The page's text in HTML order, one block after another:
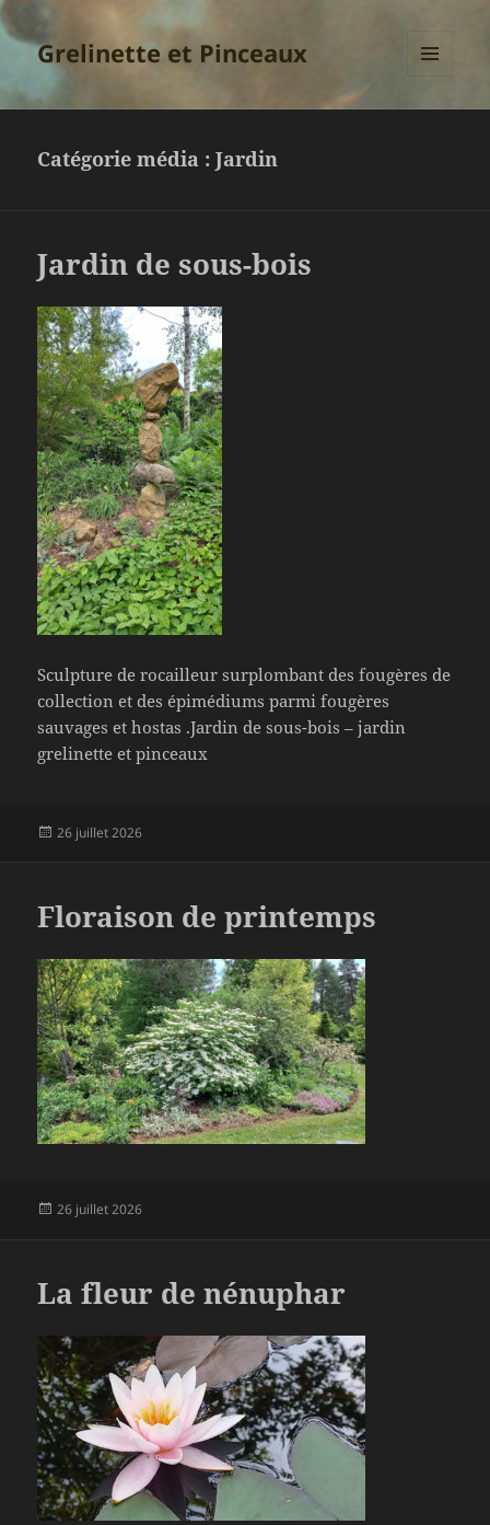
Grelinette et Pinceaux
Catégorie média :Jardin
Jardin de sous-bois
Sculpture de rocailleur surplombant des fougères de
collection et des épimédiums parmi fougères
sauvages et hostas .Jardin de sous-bois – jardin
grelinette et pinceaux
Publié
26 juillet 2026
Floraison de printemps
Publié
26 juillet 2026
La fleur de nénuphar